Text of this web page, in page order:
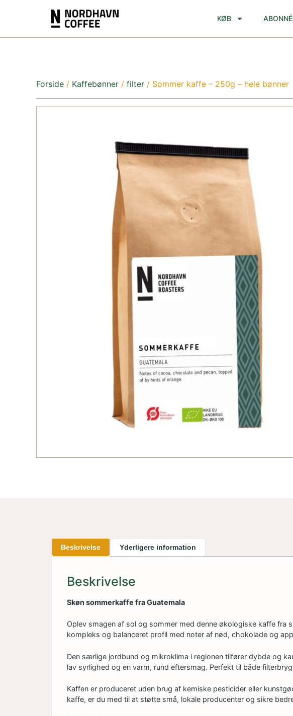
KØB
Forside / Kaffebønner / filter / Sommer kaffe – 250g – hele bønner
Beskrivelse Yderligere information
Beskrivelse
Skøn sommerkaffe fra Guatemala
Oplev smagen af sol og sommer med denne økologiske kaffe
kompleks og balanceret profil med noter af nød, chokolade og
Den særlige jordbund og mikroklima i regionen tilfører dybde og
lav syrlighed og en varm, rund eftersmag. Perfekt til både
Kaffen er produceret uden brug af kemiske pesticider eller
kaffe, er du med til at støtte små, lokale producenter og sikre